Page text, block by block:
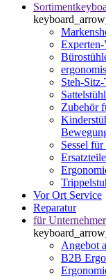
Sortiment
Experten-
Steh-
Zubehör
Sessel
Vor Ort Service
Reparatur
für Unternehmer
Angebot
B2B